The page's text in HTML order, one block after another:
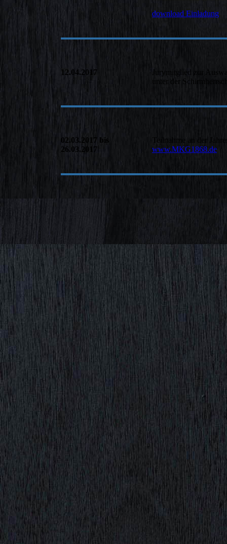
download Einladung
12.04.2017
Jurymitglied zur
unter der
02.03.2017 bis
26.03.2017
Teilnahme an der
www.MKG1868.de